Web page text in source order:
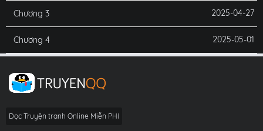
Chương 3 2025-04-27
Chương 4 2025-05-01
Đọc Truyện tranh Online Miễn PHí